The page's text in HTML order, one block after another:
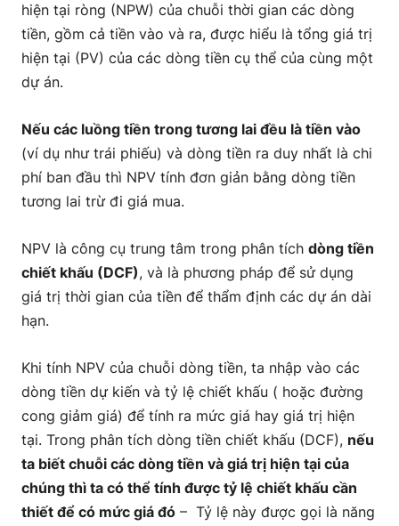
hiện tại ròng (NPW) của chuỗi thời gian các dòng
tiền, gồm cả tiền vào và ra, được hiểu là tổng giá trị
hiện tại (PV) của các dòng tiền cụ thể của cùng một
dự án.
Nếu các luồng tiền trong tương lai đều là tiền vào
(ví dụ như trái phiếu) và dòng tiền ra duy nhất là chi
phí ban đầu thì NPV tính đơn giản bằng dòng tiền
tương lai trừ đi giá mua.
NPV là công cụ trung tâm trong phân tích dòng tiền
chiết khấu (DCF), và là phương pháp để sử dụng
giá trị thời gian của tiền để thẩm định các dự án dài
hạn.
Khi tính NPV của chuỗi dòng tiền, ta nhập vào các
dòng tiền dự kiến và tỷ lệ chiết khấu ( hoặc đường
cong giảm giá) để tính ra mức giá hay giá trị hiện
tại. Trong phân tích dòng tiền chiết khấu (DCF), nếu
ta biết chuỗi các dòng tiền và giá trị hiện tại của
chúng thì ta có thể tính được tỷ lệ chiết khấu cần
thiết để có mức giá đó – Tỷ lệ này được gọi là năng